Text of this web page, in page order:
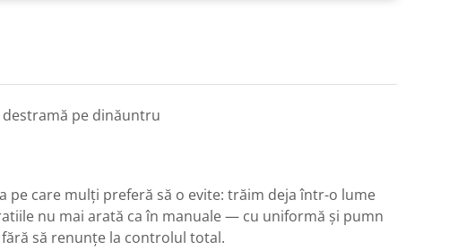
pe dinăuntru
care mulți preferă să o evite: trăim deja într-o lume
nu mai arată ca în manuale — cu uniformă și pumn
să renunțe la controlul total.